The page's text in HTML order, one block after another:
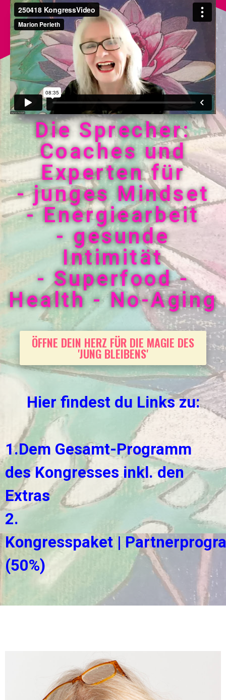
Die Sprecher:
Coaches und
Experten für
- junges Mindset
- Energiearbeit
- gesunde
Intimität
- Superfood -
Health - No-Aging
ÖFFNE DEIN HERZ FÜR DIE MAGIE DES
'JUNG BLEIBENS'
Hier findest du Links zu:
1.Dem Gesamt-Programm
des Kongresses inkl. den
Extras
2.
Kongresspaket |
(50%)